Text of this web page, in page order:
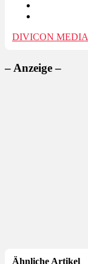
DIVICON MEDIA
– Anzeige –
Ähnliche Artikel